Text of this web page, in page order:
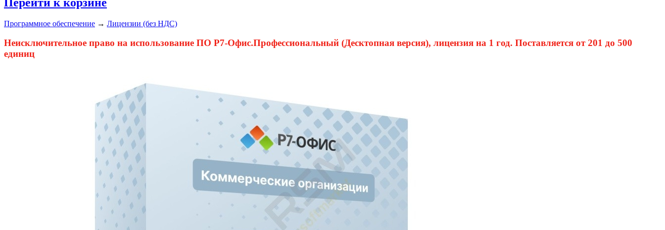
Программное обеспечение → Лицензии (без НДС)
Неисключительное право на использование ПО Р7-Офис.Профессиональный (Десктопная версия), лицензия на 1 год. Поставляется от 201 до 500
единиц